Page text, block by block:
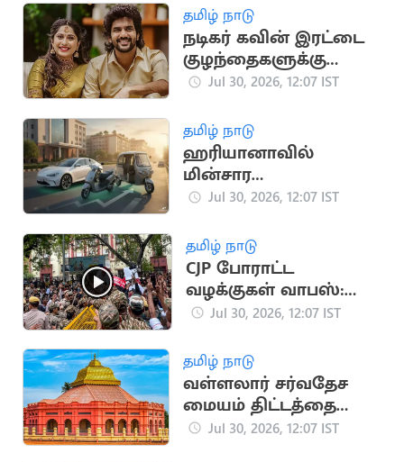
தமிழ் நாடு
நடிகர் கவின் இரட்டை
குழந்தைகளுக்கு
தந்தையானார்!
Jul 30, 2026, 12:07 IST
தமிழ் நாடு
ஹரியானாவில்
மின்சார
வாகனங்களுக்கான
முழுமையாக ரத்து
Jul 30, 2026, 12:07 IST
தமிழ் நாடு
CJP போராட்ட
வழக்குகள் வாபஸ்:
டெல்லி அரசு உத்தரவு
Jul 30, 2026, 12:07 IST
தமிழ் நாடு
வள்ளலார் சர்வதேச
மையம் திட்டத்தை
ரத்து செய்த தவெக
Jul 30, 2026, 12:07 IST